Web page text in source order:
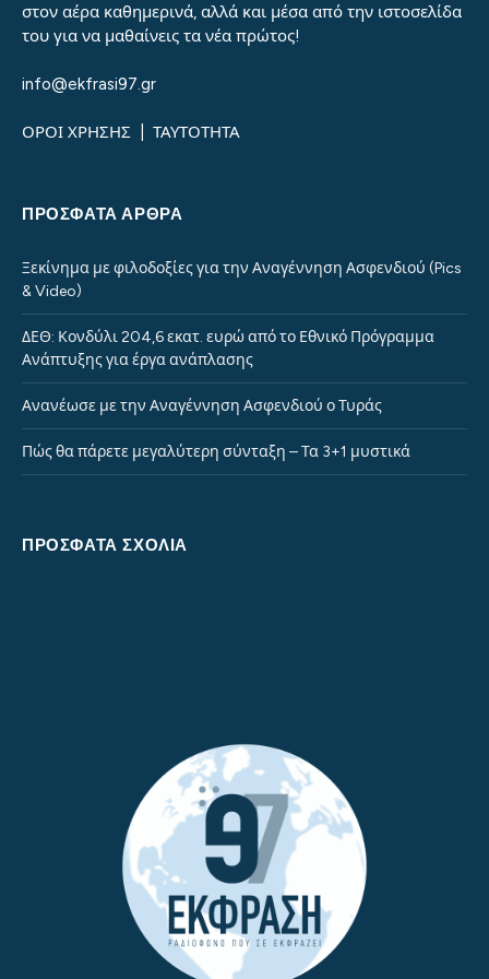
στον αέρα καθημερινά, αλλά και μέσα από την ιστοσελίδα
του για να μαθαίνεις τα νέα πρώτος!
info@ekfrasi97.gr
ΟΡΟΙ ΧΡΗΣΗΣ ΤΑΥΤΟΤΗΤΑ
ΠΡΌΣΦΑΤΑ ΆΡΘΡΑ
Ξεκίνημα με φιλοδοξίες για την Αναγέννηση Ασφενδιού (Pics
& Video)
ΔΕΘ: Κονδύλι 204,6 εκατ. ευρώ από το Εθνικό Πρόγραμμα
Ανάπτυξης για έργα ανάπλασης
Ανανέωσε με την Αναγέννηση Ασφενδιού ο Τυράς
Πώς θα πάρετε μεγαλύτερη σύνταξη – Τα 3+1 μυστικά
ΠΡΌΣΦΑΤΑ ΣΧΌΛΙΑ